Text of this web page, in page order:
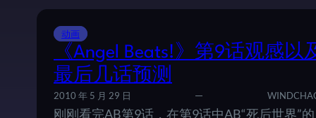
动画
《Angel Beats!》第9话观感以
最后几话预测
2010 年 5 月 29 日
刚刚看完AB第9话，在第9话中AB“死后世界”的